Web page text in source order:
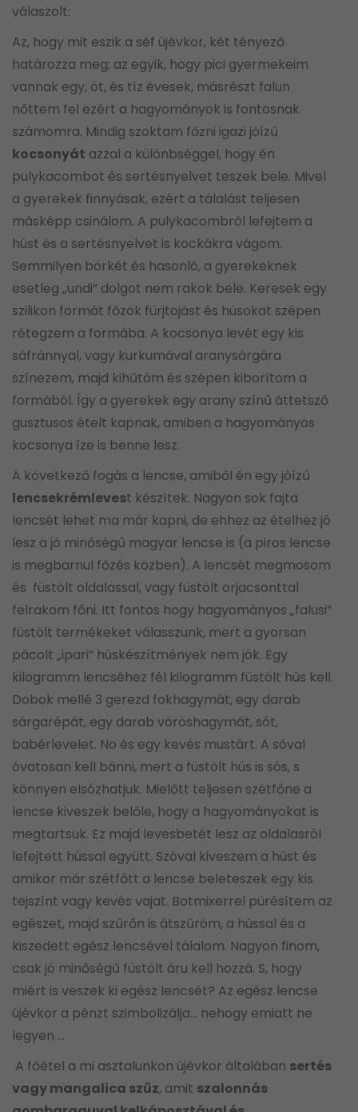
válaszolt:
Az, hogy mit eszik a séf újévkor, két tényező
határozza meg; az egyik, hogy pici gyermekeim
vannak egy, öt, és tíz évesek, másrészt falun
nőttem fel ezért a hagyományok is fontosnak
számomra. Mindig szoktam főzni igazi jóízű
kocsonyát azzal a különbséggel, hogy én
pulykacombot és sertésnyelvet teszek bele. Mivel
a gyerekek finnyásak, ezért a tálalást teljesen
másképp csinálom. A pulykacombról lefejtem a
húst és a sertésnyelvet is kockákra vágom.
Semmilyen börkét és hasonló, a gyerekeknek
esetleg „undi” dolgot nem rakok bele. Keresek egy
szilikon formát főzök fürjtojást és húsokat szépen
rétegzem a formába. A kocsonya levét egy kis
sáfránnyal, vagy kurkumával aranysárgára
színezem, majd kihűtöm és szépen kiborítom a
formából. Így a gyerekek egy arany színű áttetsző
gusztusos ételt kapnak, amiben a hagyományos
kocsonya íze is benne lesz.
A következő fogás a lencse, amiből én egy jóízű
lencsekrémlevest készítek. Nagyon sok fajta
lencsét lehet ma már kapni, de ehhez az ételhez jó
lesz a jó minőségű magyar lencse is (a piros lencse
is megbarnul főzés közben). A lencsét megmosom
és füstölt oldalassal, vagy füstölt orjacsonttal
felrakom főni. Itt fontos hogy hagyományos „falusi”
füstölt termékeket válasszunk, mert a gyorsan
pácolt „ipari” húskészítmények nem jók. Egy
kilogramm lencséhez fél kilogramm füstölt hús kell.
Dobok mellé 3 gerezd fokhagymát, egy darab
sárgarépát, egy darab vöröshagymát, sót,
babérlevelet. No és egy kevés mustárt. A sóval
óvatosan kell bánni, mert a füstölt hús is sós, s
könnyen elsózhatjuk. Mielőtt teljesen szétfőne a
lencse kiveszek belőle, hogy a hagyományokat is
megtartsuk. Ez majd levesbetét lesz az oldalasról
lefejtett hússal együtt. Szóval kiveszem a húst és
amikor már szétfőtt a lencse beleteszek egy kis
tejszínt vagy kevés vajat. Botmixerrel pürésítem az
egészet, majd szűrőn is átszűröm, a hússal és a
kiszedett egész lencsével tálalom. Nagyon finom,
csak jó minőségű füstölt áru kell hozzá. S, hogy
miért is veszek ki egész lencsét? Az egész lencse
újévkor a pénzt szimbolizálja… nehogy emiatt ne
legyen …
A főétel a mi asztalunkon újévkor általában sertés
vagy mangalica szűz, amit szalonnás